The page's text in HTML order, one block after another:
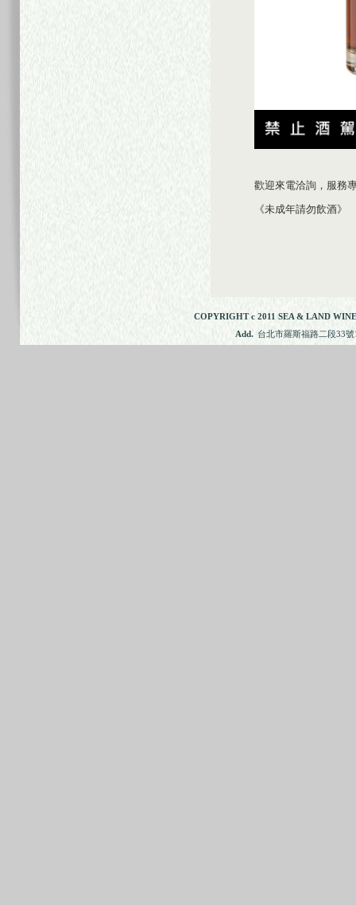
歡迎來電洽詢，服務
《未成年請勿飲酒》
COPYRIGHT c 2011 SEA & LAND
Add. 台北市羅斯福路二段33號